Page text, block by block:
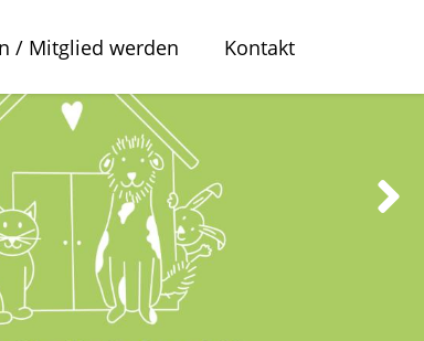
/ Mitglied werden Kontakt